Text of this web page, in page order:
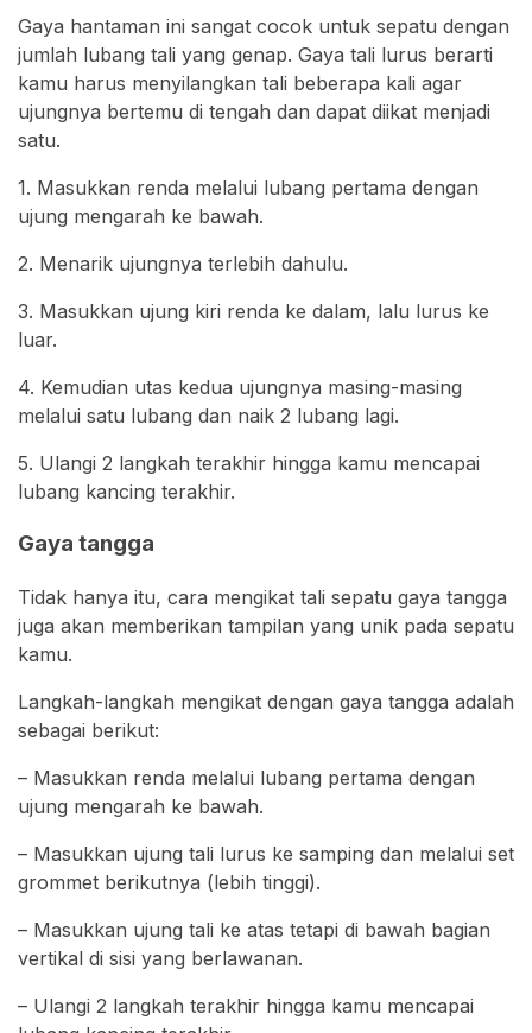
Gaya hantaman ini sangat cocok untuk sepatu dengan
jumlah lubang tali yang genap. Gaya tali lurus berarti
kamu harus menyilangkan tali beberapa kali agar
ujungnya bertemu di tengah dan dapat diikat menjadi
satu.
1. Masukkan renda melalui lubang pertama dengan
ujung mengarah ke bawah.
2. Menarik ujungnya terlebih dahulu.
3. Masukkan ujung kiri renda ke dalam, lalu lurus ke
luar.
4. Kemudian utas kedua ujungnya masing-masing
melalui satu lubang dan naik 2 lubang lagi.
5. Ulangi 2 langkah terakhir hingga kamu mencapai
lubang kancing terakhir.
Gaya tangga
Tidak hanya itu, cara mengikat tali sepatu gaya tangga
juga akan memberikan tampilan yang unik pada sepatu
kamu.
Langkah-langkah mengikat dengan gaya tangga adalah
sebagai berikut:
– Masukkan renda melalui lubang pertama dengan
ujung mengarah ke bawah.
– Masukkan ujung tali lurus ke samping dan melalui set
grommet berikutnya (lebih tinggi).
– Masukkan ujung tali ke atas tetapi di bawah bagian
vertikal di sisi yang berlawanan.
– Ulangi 2 langkah terakhir hingga kamu mencapai